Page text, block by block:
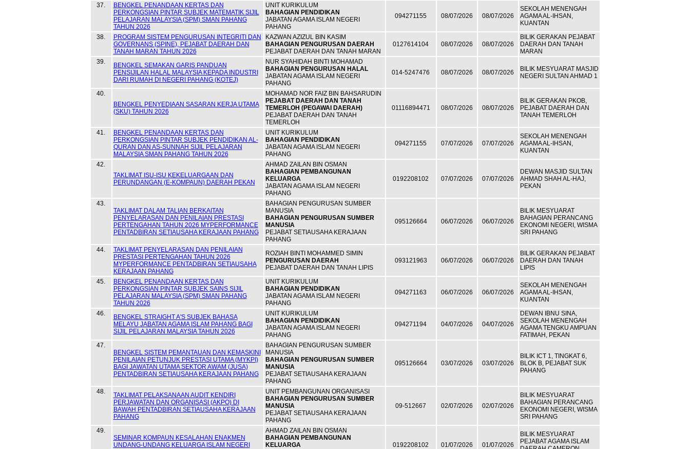
37.
BENGKEL PENANDAAN KERTAS DAN
PERKONGSIAN PINTAR SUBJEK MATEMATIK SIJIL
PELAJARAN MALAYSIA (SPM) SMAN PAHANG
TAHUN 2026
UNIT KURIKULUM
BAHAGIAN PENDIDIKAN
JABATAN AGAMA ISLAM NEGERI
PAHANG
094271155 08/07/2026 08/07/2026
SEKOLAH MENENGAH
AGAMA AL-IHSAN,
KUANTAN
38.
PROGRAM SISTEM PENGURUSAN INTEGRITI DAN
GOVERNANS (SPINE), PEJABAT DAERAH DAN
TANAH MARAN TAHUN 2026
KAZWAN AZIZUL BIN KASIM
BAHAGIAN PENGURUSAN DAERAH
PEJABAT DAERAH DAN TANAH MARAN
0127614104 08/07/2026 08/07/2026
BILIK GERAKAN PEJABAT
DAERAH DAN TANAH
MARAN
39.
BENGKEL SEMAKAN GARIS PANDUAN
PENSIJILAN HALAL MALAYSIA KEPADA INDUSTRI
DARI RUMAH DI NEGERI PAHANG (KOTEJ)
NUR SYAHIDAH BINTI MOHAMAD
BAHAGIAN PENGURUSAN HALAL
JABATAN AGAMA ISLAM NEGERI
PAHANG
014-5247476 08/07/2026 08/07/2026
BILIK MESYUARAT MASJID
NEGERI SULTAN AHMAD 1
40.
BENGKEL PENYEDIAAN SASARAN KERJA UTAMA
(SKU) TAHUN 2026
MOHAMAD NOR FAIZ BIN BAHSARUDIN
PEJABAT DAERAH DAN TANAH
TEMERLOH (PEGAWAI DAERAH)
PEJABAT DAERAH DAN TANAH
TEMERLOH
01116894471 08/07/2026 08/07/2026
BILIK GERAKAN PKOB,
PEJABAT DAERAH DAN
TANAH TEMERLOH
41.
BENGKEL PENANDAAN KERTAS DAN
PERKONGSIAN PINTAR SUBJEK PENDIDIKAN AL-
QURAN DAN AS-SUNNAH SIJIL PELAJARAN
MALAYSIA SMAN PAHANG TAHUN 2026
UNIT KURIKULUM
BAHAGIAN PENDIDIKAN
JABATAN AGAMA ISLAM NEGERI
PAHANG
094271155 07/07/2026 07/07/2026
SEKOLAH MENENGAH
AGAMA AL-IHSAN,
KUANTAN
42.
TAKLIMAT ISU-ISU KEKELUARGAAN DAN
PERUNDANGAN (E-KOMPAUN) DAERAH PEKAN
AHMAD ZAILAN BIN OSMAN
BAHAGIAN PEMBANGUNAN
KELUARGA
JABATAN AGAMA ISLAM NEGERI
PAHANG
0192208102 07/07/2026 07/07/2026
DEWAN MASJID SULTAN
AHMAD SHAH AL-HAJ,
PEKAN
43.
TAKLIMAT DALAM TALIAN BERKAITAN
PENYELARASAN DAN PENILAIAN PRESTASI
PERTENGAHAN TAHUN 2026 MYPERFORMANCE
PENTADBIRAN SETIAUSAHA KERAJAAN PAHANG
BAHAGIAN PENGURUSAN SUMBER
MANUSIA
BAHAGIAN PENGURUSAN SUMBER
MANUSIA
PEJABAT SETIAUSAHA KERAJAAN
PAHANG
095126664 06/07/2026 06/07/2026
BILIK MESYUARAT
BAHAGIAN PERANCANG
EKONOMI NEGERI, WISMA
SRI PAHANG
44.
TAKLIMAT PENYELARASAN DAN PENILAIAN
PRESTASI PERTENGAHAN TAHUN 2026
MYPERFORMANCE PENTADBIRAN SETIAUSAHA
KERAJAAN PAHANG
ROZIAH BINTI MOHAMMED SIMIN
PENGURUSAN DAERAH
PEJABAT DAERAH DAN TANAH LIPIS
093121963 06/07/2026 06/07/2026
BILIK GERAKAN PEJABAT
DAERAH DAN TANAH
LIPIS
45.
BENGKEL PENANDAAN KERTAS DAN
PERKONGSIAN PINTAR SUBJEK SAINS SIJIL
PELAJARAN MALAYSIA (SPM) SMAN PAHANG
TAHUN 2026
UNIT KURIKULUM
BAHAGIAN PENDIDIKAN
JABATAN AGAMA ISLAM NEGERI
PAHANG
094271163 06/07/2026 06/07/2026
SEKOLAH MENENGAH
AGAMA AL-IHSAN,
KUANTAN
46.
BENGKEL STRAIGHT A'S SUBJEK BAHASA
MELAYU JABATAN AGAMA ISLAM PAHANG BAGI
SIJIL PELAJARAN MALAYSIA TAHUN 2026
UNIT KURIKULUM
BAHAGIAN PENDIDIKAN
JABATAN AGAMA ISLAM NEGERI
PAHANG
094271194 04/07/2026 04/07/2026
DEWAN IBNU SINA,
SEKOLAH MENENGAH
AGAMA TENGKU AMPUAN
FATIMAH, PEKAN
47.
BENGKEL SISTEM PEMANTAUAN DAN KEMASKINI
PENILAIAN PETUNJUK PRESTASI UTAMA (MYKPI)
BAGI JAWATAN UTAMA SEKTOR AWAM (JUSA)
PENTADBIRAN SETIAUSAHA KERAJAAN PAHANG
BAHAGIAN PENGURUSAN SUMBER
MANUSIA
BAHAGIAN PENGURUSAN SUMBER
MANUSIA
PEJABAT SETIAUSAHA KERAJAAN
PAHANG
095126664 03/07/2026 03/07/2026
BILIK ICT 1, TINGKAT 6,
BLOK B, PEJABAT SUK
PAHANG
48.
TAKLIMAT PELAKSANAAN AUDIT KENDIRI
PERJAWATAN DAN ORGANISASI (AKPO) DI
BAWAH PENTADBIRAN SETIAUSAHA KERAJAAN
PAHANG
UNIT PEMBANGUNAN ORGANISASI
BAHAGIAN PENGURUSAN SUMBER
MANUSIA
PEJABAT SETIAUSAHA KERAJAAN
PAHANG
09-512667 02/07/2026 02/07/2026
BILIK MESYUARAT
BAHAGIAN PERANCANG
EKONOMI NEGERI, WISMA
SRI PAHANG
49.
SEMINAR KOMPAUN KESALAHAN ENAKMEN
UNDANG-UNDANG KELUARGA ISLAM NEGERI
AHMAD ZAILAN BIN OSMAN
BAHAGIAN PEMBANGUNAN
KELUARGA
0192208102 01/07/2026 01/07/2026
BILIK MESYUARAT
PEJABAT AGAMA ISLAM